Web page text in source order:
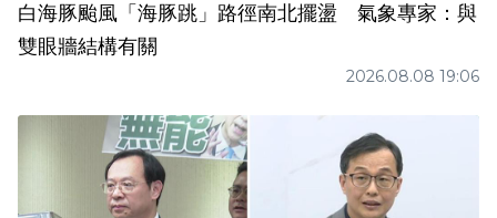
白海豚颱風「海豚跳」路徑南北擺盪 氣象專家：與
雙眼牆結構有關
2026.08.08 19:06